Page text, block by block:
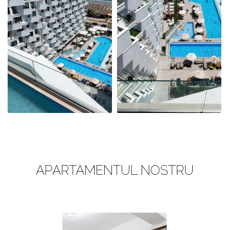
ȘI PRIVELIȘTEA
NOASTRĂ CĂTRE
MAREA NEAGRĂ
ȘI PRIVELIȘTEA
NOASTRĂ CĂTRE
MAREA NEAGRĂ
ȘI PRIVELIȘTEA
MAREA NEAGRĂ
ȘI PRIVELIȘTEA
MAREA NEAGRĂ
APARTAMENTUL NOSTRU